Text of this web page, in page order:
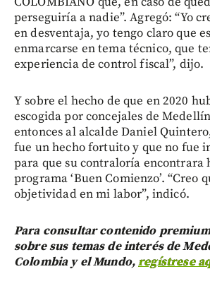
perseguiría a nadie”. Agregó: “Yo
en desventaja, yo tengo claro que
enmarcarse en tema técnico, que
experiencia de control fiscal”, dijo.
Y sobre el hecho de que en 2020
escogida por concejales de
entonces al alcalde Daniel
fue un hecho fortuito y que no fue
para que su contraloría encontrara
programa ‘Buen Comienzo’. “Creo
objetividad en mi labor”, indicó.
Para consultar contenido
sobre sus temas de interés de
Colombia y el Mundo,regístrese